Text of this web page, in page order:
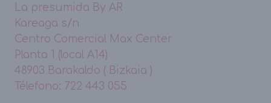
La presumida By AR
Kareaga s/n
Centro Comercial Max Center
Planta 1 (local A14)
48903 Barakaldo ( Bizkaia )
Télefono: 722 443 055